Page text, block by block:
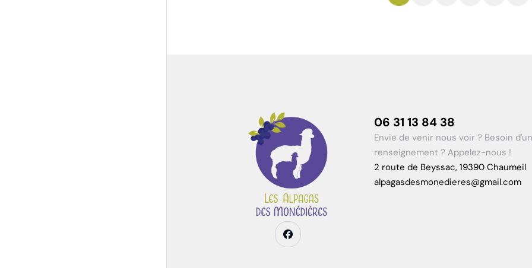
06 31 13 84 38
Envie de venir nous voir ? Besoin
renseignement ? Appelez-nous !
2 route de Beyssac, 19390 Chaumeil
alpagasdesmonedieres@gmail.com